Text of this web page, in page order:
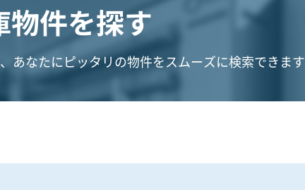
物件を探す
あなたにピッタリの物件をスムーズに検索できます